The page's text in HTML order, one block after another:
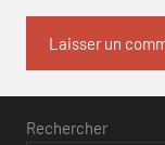
Rechercher